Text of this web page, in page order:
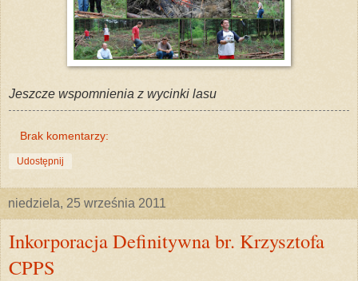
Jeszcze wspomnienia z wycinki lasu
Brak komentarzy:
Udostępnij
niedziela, 25 września 2011
Inkorporacja Definitywna br. Krzysztofa
CPPS